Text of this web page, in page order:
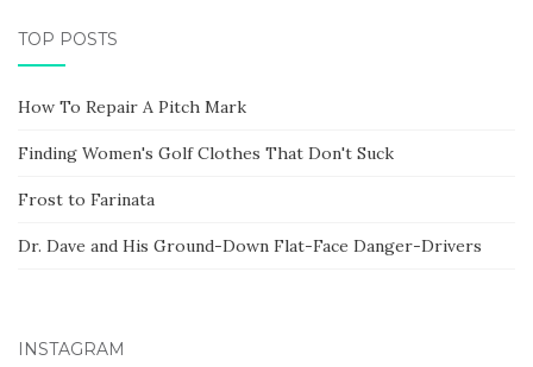
TOP POSTS
How To Repair A Pitch Mark
Finding Women's Golf Clothes That Don't Suck
Frost to Farinata
Dr. Dave and His Ground-Down Flat-Face Danger-Drivers
INSTAGRAM